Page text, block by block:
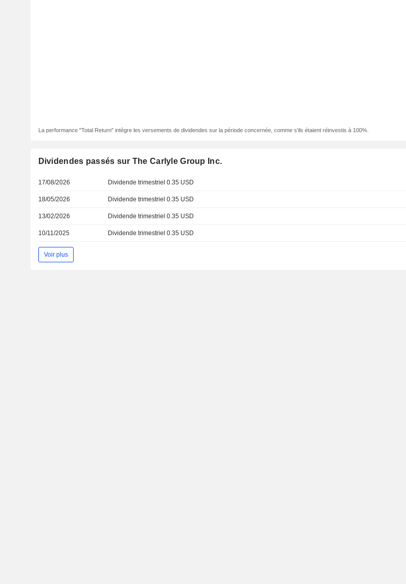
La performance "Total Return" intègre les versements de dividendes sur la période concernée, comme s'ils étaient réinvestis à 100%.
Dividendes passés sur The Carlyle Group Inc.
17/08/2026 Dividende trimestriel 0.35 USD
18/05/2026 Dividende trimestriel 0.35 USD
13/02/2026 Dividende trimestriel 0.35 USD
10/11/2025 Dividende trimestriel 0.35 USD
Voir plus